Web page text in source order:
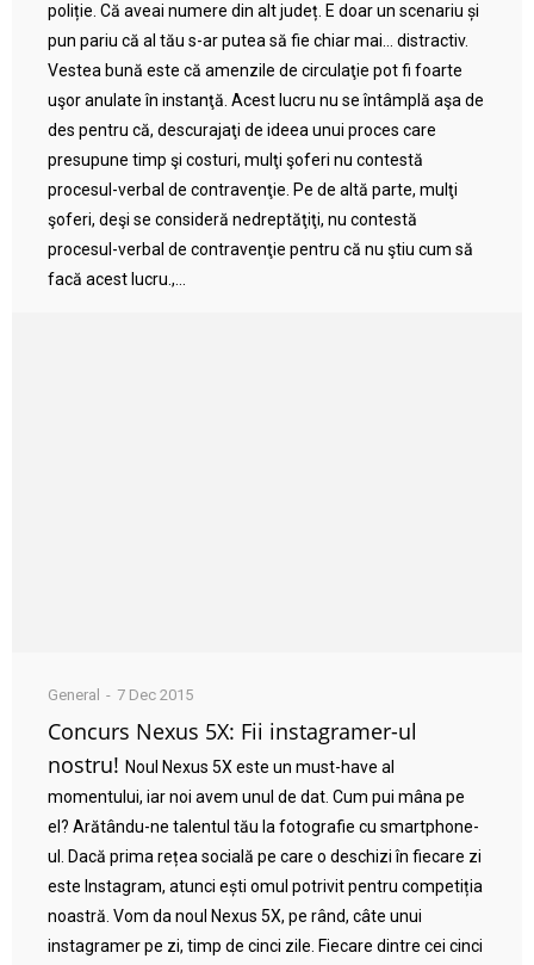
poliție. Că aveai numere din alt județ. E doar un scenariu și
pun pariu că al tău s-ar putea să fie chiar mai… distractiv.
Vestea bună este că amenzile de circulaţie pot fi foarte
uşor anulate în instanţă. Acest lucru nu se întâmplă aşa de
des pentru că, descurajaţi de ideea unui proces care
presupune timp şi costuri, mulţi şoferi nu contestă
procesul-verbal de contravenţie. Pe de altă parte, mulţi
şoferi, deşi se consideră nedreptăţiţi, nu contestă
procesul-verbal de contravenţie pentru că nu ştiu cum să
facă acest lucru.,...
General 7 Dec 2015
Concurs Nexus 5X: Fii instagramer-ul
nostru! Noul Nexus 5X este un must-have al
momentului, iar noi avem unul de dat. Cum pui mâna pe
el? Arătându-ne talentul tău la fotografie cu smartphone-
ul. Dacă prima rețea socială pe care o deschizi în fiecare zi
este Instagram, atunci ești omul potrivit pentru competiția
noastră. Vom da noul Nexus 5X, pe rând, câte unui
instagramer pe zi, timp de cinci zile. Fiecare dintre cei cinci